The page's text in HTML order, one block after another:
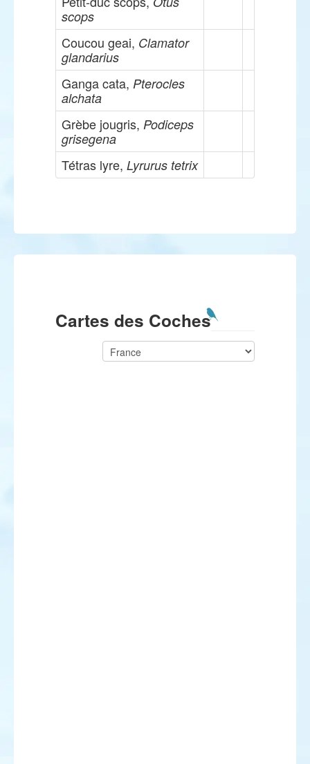
scops
Coucou geai, Clamator
glandarius
Ganga cata, Pterocles
alchata
Grèbe jougris, Podiceps
grisegena
Tétras lyre, Lyrurus tetrix
Cartes des Coches